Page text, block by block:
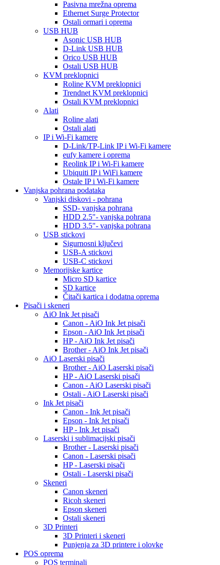
Pasivna mrežna oprema
Ethernet Surge Protector
Ostali ormari i oprema
USB HUB
Asonic USB HUB
D-Link USB HUB
Orico USB HUB
Ostali USB HUB
KVM preklopnici
Roline KVM preklopnici
Trendnet KVM preklopnici
Ostali KVM preklopnici
Alati
Roline alati
Ostali alati
IP i Wi-Fi kamere
D-Link/TP-Link IP i Wi-Fi kamere
eufy kamere i oprema
Reolink IP i Wi-Fi kamere
Ubiquiti IP i WiFi kamere
Ostale IP i Wi-Fi kamere
Vanjska pohrana podataka
Vanjski diskovi - pohrana
SSD- vanjska pohrana
HDD 2.5"- vanjska pohrana
HDD 3.5"- vanjska pohrana
USB stickovi
Sigurnosni ključevi
USB-A stickovi
USB-C stickovi
Memorijske kartice
Micro SD kartice
SD kartice
Čitači kartica i dodatna oprema
Pisači i skeneri
AiO Ink Jet pisači
Canon - AiO Ink Jet pisači
Epson - AiO Ink Jet pisači
HP - AiO Ink Jet pisači
Brother - AiO Ink Jet pisači
AiO Laserski pisači
Brother - AiO Laserski pisači
HP - AiO Laserski pisači
Canon - AiO Laserski pisači
Ostali - AiO Laserski pisači
Ink Jet pisači
Canon - Ink Jet pisači
Epson - Ink Jet pisači
HP - Ink Jet pisači
Laserski i sublimacijski pisači
Brother - Laserski pisači
Canon - Laserski pisači
HP - Laserski pisači
Ostali - Laserski pisači
Skeneri
Canon skeneri
Ricoh skeneri
Epson skeneri
Ostali skeneri
3D Printeri
3D Printeri i skeneri
Punjenja za 3D printere i olovke
POS oprema
POS terminali